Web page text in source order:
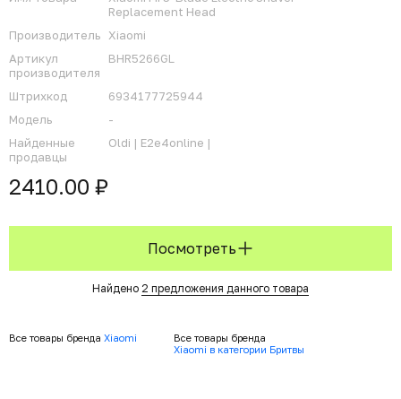
Replacement Head
Производитель
Xiaomi
Артикул
производителя
BHR5266GL
Штрихкод
6934177725944
Модель
-
Найденные
продавцы
Oldi | E2e4online |
2410.00 ₽
Посмотреть
Найдено 2 предложения данного товара
Все товары бренда Xiaomi
Все товары бренда
Xiaomi в категории Бритвы